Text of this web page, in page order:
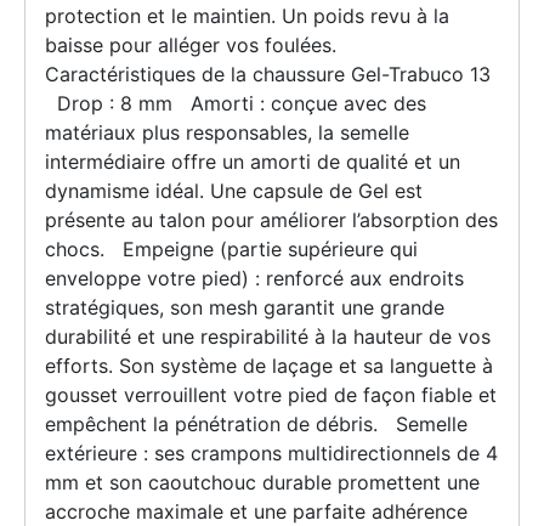
protection et le maintien. Un poids revu à la
baisse pour alléger vos foulées.
Caractéristiques de la chaussure Gel-Trabuco 13
Drop : 8 mm Amorti : conçue avec des
matériaux plus responsables, la semelle
intermédiaire offre un amorti de qualité et un
dynamisme idéal. Une capsule de Gel est
présente au talon pour améliorer l’absorption des
chocs. Empeigne (partie supérieure qui
enveloppe votre pied) : renforcé aux endroits
stratégiques, son mesh garantit une grande
durabilité et une respirabilité à la hauteur de vos
efforts. Son système de laçage et sa languette à
gousset verrouillent votre pied de façon fiable et
empêchent la pénétration de débris. Semelle
extérieure : ses crampons multidirectionnels de 4
mm et son caoutchouc durable promettent une
accroche maximale et une parfaite adhérence